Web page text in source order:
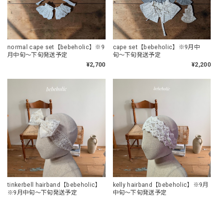
normal cape set【bebeholic】※9
月中旬〜下旬発送予定
¥2,700
cape set【bebeholic】※9月中
旬〜下旬発送予定
¥2,200
tinkerbell hairband【bebeholic】
※9月中旬〜下旬発送予定
kelly hairband【bebeholic】※9月
中旬〜下旬発送予定